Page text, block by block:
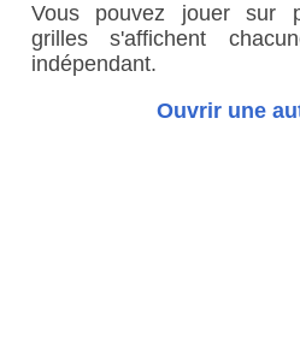
Vous pouvez jouer sur
grilles s'affichent
indépendant.
Ouvrir une